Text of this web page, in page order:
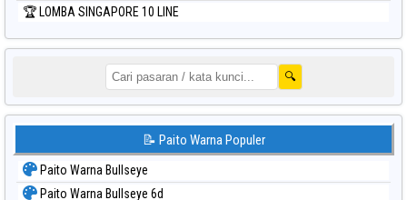
🏆 LOMBA SINGAPORE 10 LINE
🔍
📝 Paito Warna Populer
Paito Warna Bullseye
Paito Warna Bullseye 6d